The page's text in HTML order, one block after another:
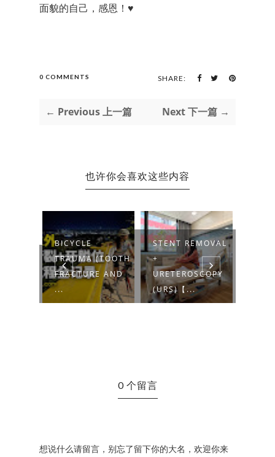
面貌的自己，感恩！♥
0 COMMENTS SHARE:
← Previous 上一篇 Next 下一篇 →
也许你会喜欢这些内容
BICYCLE
TRAUMA (TOOTH
FRACTURE AND
...
STENT REMOVAL
+
URETEROSCOPY
(URS)【...
0 个留言
想说什么请留言，别忘了留下你的大名，欢迎你来